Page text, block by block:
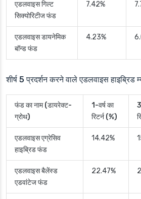
एडलवाइस गिल्ट
सिक्योरिटीज फंड
7.42%
एडलवाइस डायनेमिक
बॉन्ड फंड
4.23%
शीर्ष 5 प्रदर्शन करने वाले एडलवाइस
फंड का नाम (डायरेक्ट-
ग्रोथ)
1-वर्ष का
रिटर्न (%)
एडलवाइस एग्रेसिव
हाइब्रिड फंड
14.42%
एडलवाइस बैलेंस्ड
एडवांटेज फंड
22.47%